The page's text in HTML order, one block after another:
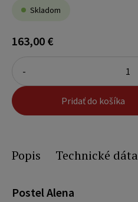
Skladom
163,00 €
-
Pridať do košíka
Popis Technické dáta
Postel Alena